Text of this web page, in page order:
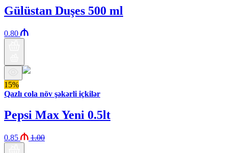
Gülüstan Duşes 500 ml
0.80
15%
Qazlı cola növ şəkərli içkilər
Pepsi Max Yeni 0.5lt
0.85 1.00